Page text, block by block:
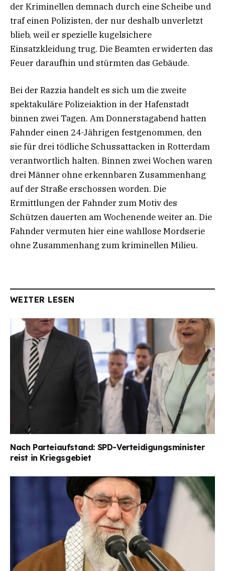
der Kriminellen demnach durch eine Scheibe und
traf einen Polizisten, der nur deshalb unverletzt
blieb, weil er spezielle kugelsichere
Einsatzkleidung trug. Die Beamten erwiderten das
Feuer daraufhin und stürmten das Gebäude.
Bei der Razzia handelt es sich um die zweite
spektakuläre Polizeiaktion in der Hafenstadt
binnen zwei Tagen. Am Donnerstagabend hatten
Fahnder einen 24-Jährigen festgenommen, den
sie für drei tödliche Schussattacken in Rotterdam
verantwortlich halten. Binnen zwei Wochen waren
drei Männer ohne erkennbaren Zusammenhang
auf der Straße erschossen worden. Die
Ermittlungen der Fahnder zum Motiv des
Schützen dauerten am Wochenende weiter an. Die
Fahnder vermuten hier eine wahllose Mordserie
ohne Zusammenhang zum kriminellen Milieu.
WEITER LESEN
Nach Parteiaufstand: SPD-Verteidigungsminister
reist in Kriegsgebiet